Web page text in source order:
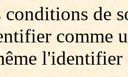
conditions de
comme